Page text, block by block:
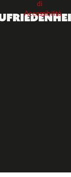
di
Accessibilità